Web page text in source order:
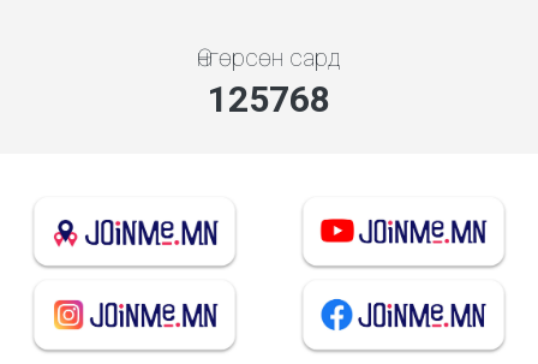
Өнгөрсөн сард
135443